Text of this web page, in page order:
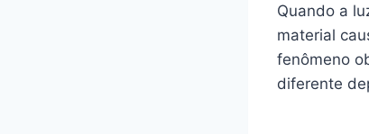
Quando a
material
fenômeno
diferente